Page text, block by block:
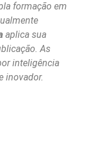
formação em
aplica sua
As
inteligência
inovador.